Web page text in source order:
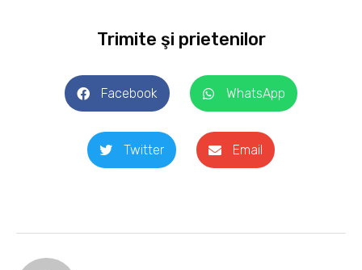
Trimite şi prietenilor
Facebook WhatsApp
Twitter Email